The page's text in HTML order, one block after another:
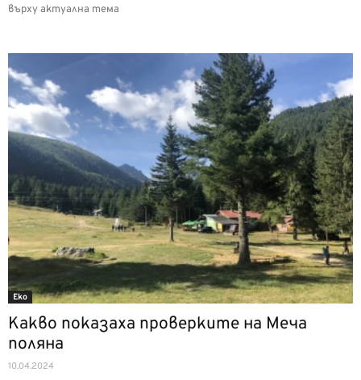
върху актуална тема
Еко
Какво показаха проверките на Меча
поляна
10.04.2024